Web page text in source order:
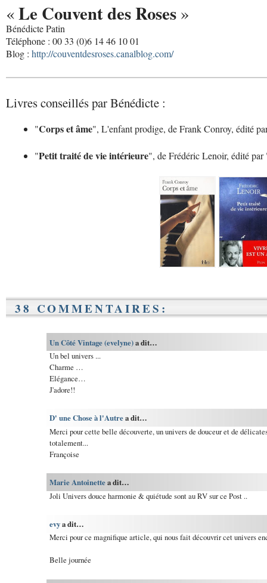
«Le Couvent des Roses »
Bénédicte Patin
Téléphone : 00 33 (0)6 14 46 10 01
Blog : http://couventdesroses.canalblog.com/
Livres conseillés par Bénédicte :
"Corps et âme", L'enfant prodige, de Frank Conroy, édité
"Petit traité de vie intérieure", de Frédéric Lenoir, édité
38 COMMENTAIRES:
Un Côté Vintage (evelyne)a dit…
Un bel univers ...
Charme …
Elégance…
J'adore!!
D' une Chose à l'Autrea dit…
Merci pour cette belle découverte, un univers de douceur et de
totalement...
Françoise
Marie Antoinettea dit…
Joli Univers douce harmonie & quiétude sont au RV sur ce Post ..
evya dit…
Merci pour ce magnifique article, qui nous fait découvrir cet univers
Belle journée